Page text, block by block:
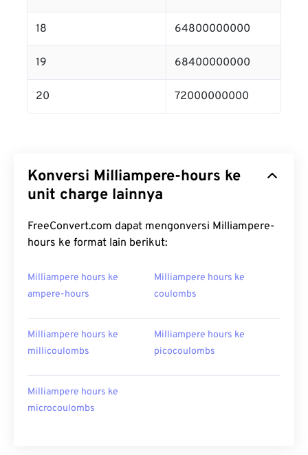
18 64800000000
19 68400000000
20 72000000000
Konversi Milliampere-hours ke
unit charge lainnya
FreeConvert.com dapat mengonversi Milliampere-
hours ke format lain berikut:
Milliampere hours ke
ampere-hours
Milliampere hours ke
coulombs
Milliampere hours ke
millicoulombs
Milliampere hours ke
picocoulombs
Milliampere hours ke
microcoulombs